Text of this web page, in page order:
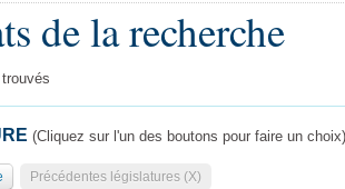
de la recherche
(Cliquez sur l'un des boutons pour faire un choix)
Précédentes législatures (X)